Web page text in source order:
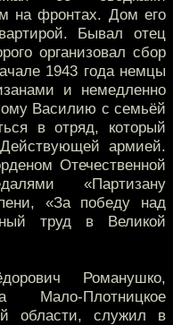
на фронтах. Дом его
Бывал отец
организовал сбор
1943 года немцы
и немедленно
Василию с семьёй
в отряд, который
армией.
Отечественной
«Партизану
«За победу над
труд в Великой
Романушко,
Мало-Плотницкое
области, служил в